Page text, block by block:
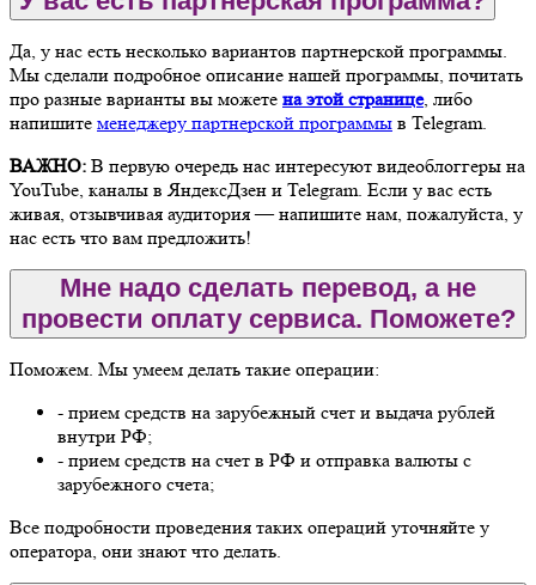
Да, у нас есть несколько вариантов партнерской программы.
Мы сделали подробное описание нашей программы, почитать
про разные варианты вы можете на этой странице, либо
напишите менеджеру партнерской программы в Telegram.
ВАЖНО: В первую очередь нас интересуют видеоблоггеры на
YouTube, каналы в ЯндексДзен и Telegram. Если у вас есть
живая, отзывчивая аудитория — напишите нам, пожалуйста, у
нас есть что вам предложить!
Мне надо сделать перевод, а не
провести оплату сервиса. Поможете?
Поможем. Мы умеем делать такие операции:
- прием средств на зарубежный счет и выдача рублей
внутри РФ;
- прием средств на счет в РФ и отправка валюты с
зарубежного счета;
Все подробности проведения таких операций уточняйте у
оператора, они знают что делать.